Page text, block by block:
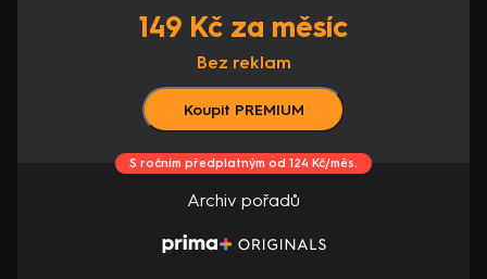
149 Kč za měsíc
Bez reklam
Koupit PREMIUM
S ročním předplatným od 124 Kč/měs.
Archiv pořadů